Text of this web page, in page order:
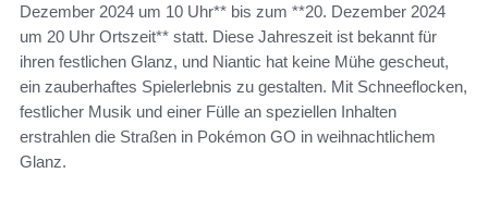
Dezember 2024 um 10 Uhr** bis zum **20. Dezember 2024
um 20 Uhr Ortszeit** statt. Diese Jahreszeit ist bekannt für
ihren festlichen Glanz, und Niantic hat keine Mühe gescheut,
ein zauberhaftes Spielerlebnis zu gestalten. Mit Schneeflocken,
festlicher Musik und einer Fülle an speziellen Inhalten
erstrahlen die Straßen in Pokémon GO in weihnachtlichem
Glanz.